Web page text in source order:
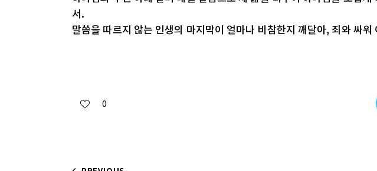
서.
말씀을 따르지 않는 인생의 마지막이 얼마나 비참한지 깨달아, 죄와 싸
0